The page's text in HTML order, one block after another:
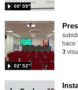
00′ 59″
02′ 52″
hace
3